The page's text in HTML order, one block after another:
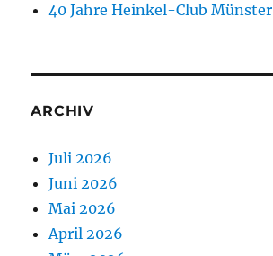
40 Jahre Heinkel-Club Münster
ARCHIV
Juli 2026
Juni 2026
Mai 2026
April 2026